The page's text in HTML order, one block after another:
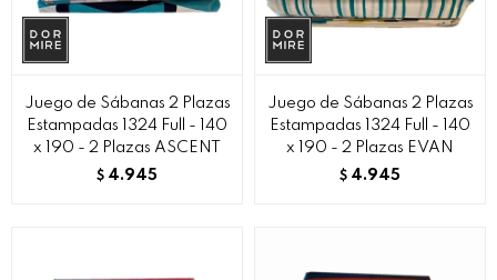
Juego de Sábanas 2 Plazas
Estampadas 1324 Full - 140
x 190 - 2 Plazas ASCENT
$ 4.945
Juego de Sábanas 2 Plazas
Estampadas 1324 Full - 140
x 190 - 2 Plazas EVAN
$ 4.945